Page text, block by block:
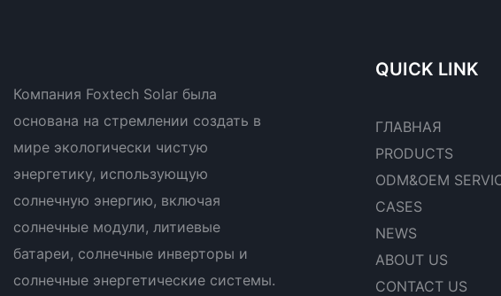
Компания Foxtech Solar была
основана на стремлении создать в
мире экологически чистую
энергетику, использующую
солнечную энергию, включая
солнечные модули, литиевые
батареи, солнечные инверторы и
солнечные энергетические системы.
QUICK LINK
ГЛАВНАЯ
PRODUCTS
ODM&OEM
CASES
NEWS
ABOUT US
CONTACT US